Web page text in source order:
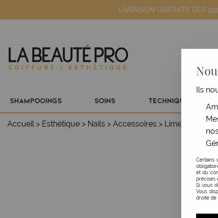
LIVRAISON GRATUITE DÈS
SHAMPOOINGS SOINS TECHNIQUE
Accueil > Esthétique > Nails > Accessoires > Lime droite
Ils
Certains
et du
précises
Si vous
Vous
droite de